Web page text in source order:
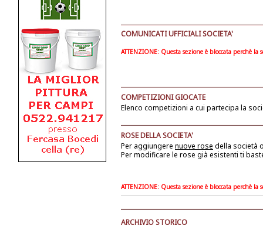
COMUNICATI UFFICIALI SOCIETA'
ATTENZIONE: Questa sezione è bloccata perchè
COMPETIZIONI GIOCATE
Elenco competizioni a cui partecipa la
ROSE DELLA SOCIETA'
Per aggiungere nuove rose della società
Per modificare le rose già esistenti ti
ATTENZIONE: Questa sezione è bloccata perchè
ARCHIVIO STORICO